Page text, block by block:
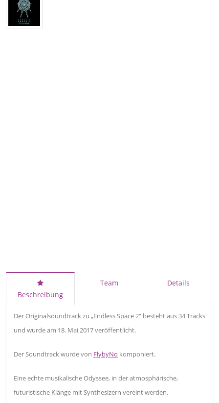
Beschreibung
Team Details
Der Originalsoundtrack zu „Endless Space 2“ besteht aus 34 Tracks
und wurde am 18. Mai 2017 veröffentlicht.
Der Soundtrack wurde von FlybyNo komponiert.
Eine echte musikalische Odyssee, in der atmosphärische,
futuristische Klänge mit Synthesizern vereint werden.